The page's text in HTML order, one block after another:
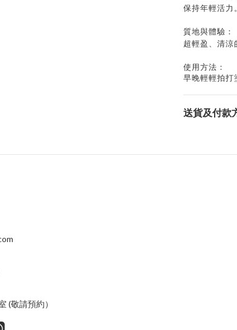
保持年輕活力。
質地與體驗：
超輕盈、清涼
使用方法：
早晚輕輕拍打
送貨及付款
(敬請預約）